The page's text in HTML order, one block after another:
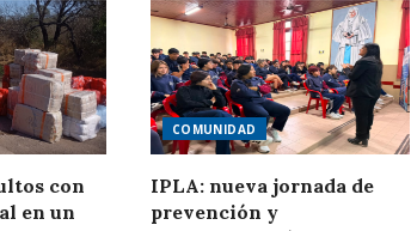
con
en un
COMUNIDAD
IPLA: nueva jornada de
prevención y